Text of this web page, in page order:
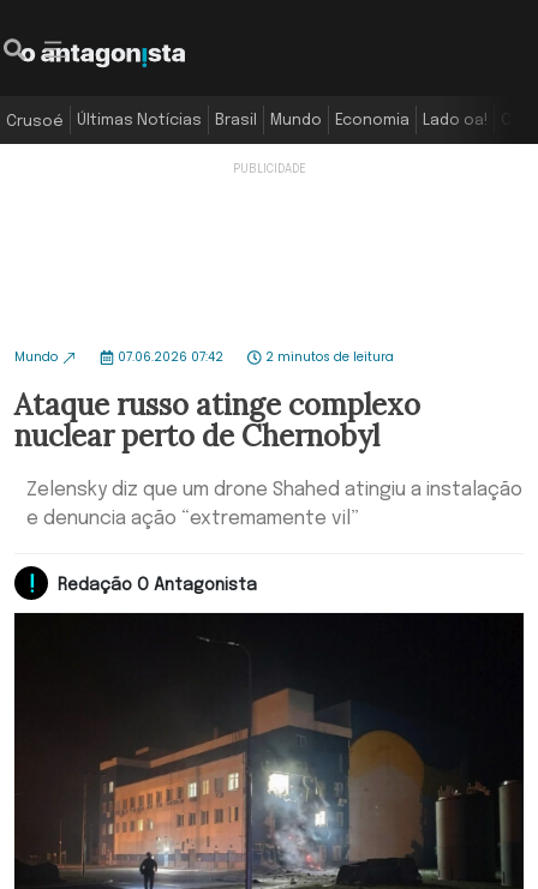
Crusoé Últimas Notícias Brasil Mundo Economia Lado oa!
Mundo 07.06.2026 07:42 2 minutos de leitura
Ataque russo atinge complexo
nuclear perto de Chernobyl
Zelensky diz que um drone Shahed atingiu a instalação
e denuncia ação “extremamente vil”
Redação O Antagonista